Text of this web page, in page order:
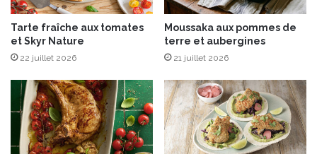
e
s
d
e
n
Tarte fraîche aux tomates
et Skyr Nature
22 juillet 2026
Moussaka aux pommes de
terre et aubergines
21 juillet 2026